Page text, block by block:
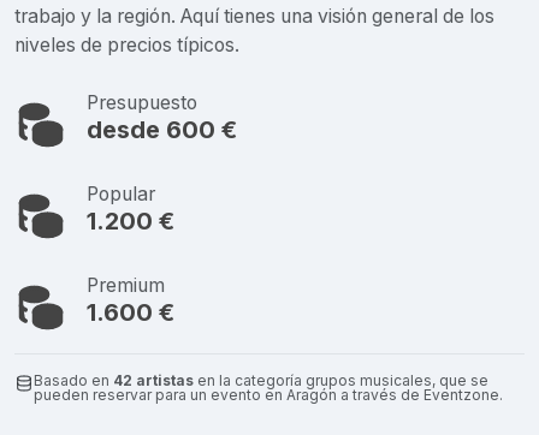
trabajo y la región. Aquí tienes una visión general de los
niveles de precios típicos.
Presupuesto
desde 600 €
Popular
1.200 €
Premium
1.600 €
Basado en 42 artistas en la categoría grupos musicales, que se
pueden reservar para un evento en Aragón a través de Eventzone.